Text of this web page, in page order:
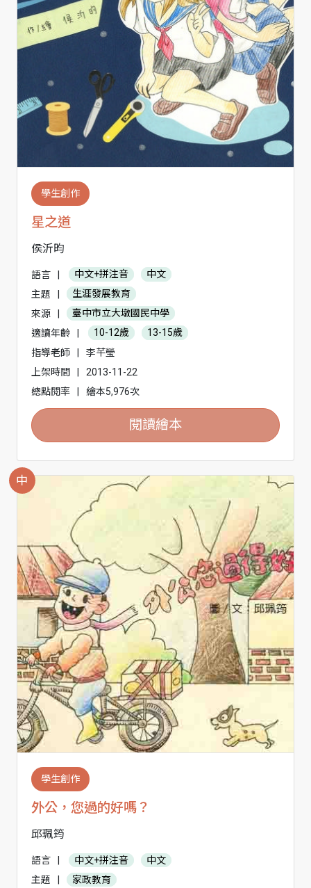
學生創作
星之道
侯沂昀
語言 中文+拼注音
中文
主題
生涯發展教育
來源
臺中市立大墩國民中學
適讀年齡
10-12歲
13-15歲
指導老師
李芊瑩
上架時間
2013-11-22
總點閱率
繪本5,976次
閱讀繪本
中
學生創作
外公，您過的好嗎？
邱珮筠
語言 中文+拼注音
中文
主題
家政教育